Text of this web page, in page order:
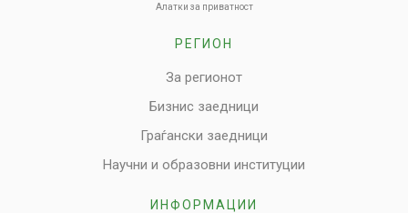
Алатки за приватност
РЕГИОН
За регионот
Бизнис заедници
Граѓански заедници
Научни и образовни институции
ИНФОРМАЦИИ